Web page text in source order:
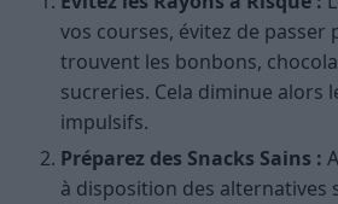
vos courses, évitez de passer
trouvent les bonbons,
sucreries. Cela diminue alors
impulsifs.
Préparez des Snacks Sains :
à disposition des alternatives